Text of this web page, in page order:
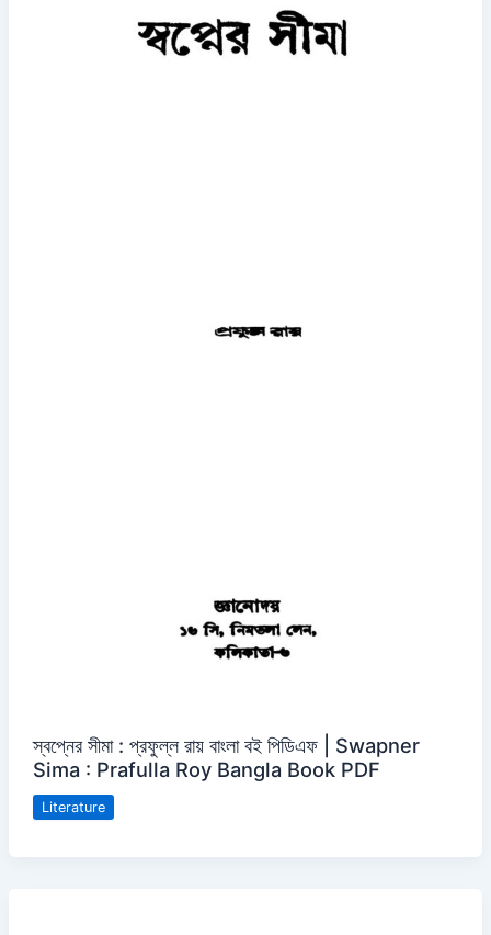
স্বপ্নের সীমা : প্রফুল্ল রায় বাংলা বই পিডিএফ | Swapner
Sima : Prafulla Roy Bangla Book PDF
Literature